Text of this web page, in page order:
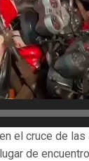
el cruce de
de